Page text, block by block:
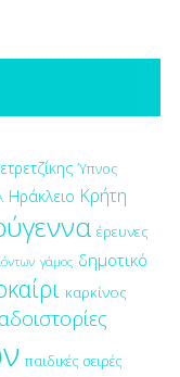
Ύπνος
Ηράκλειο Κρήτη
έρευνες
γάμος δημοτικό
καρκίνος
παιδικές σειρές